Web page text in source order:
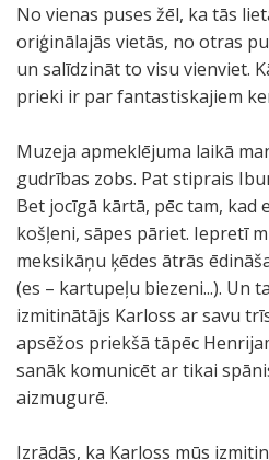
No vienas puses žēl, ka tās
oriģinālajās vietās, no otras
un salīdzināt to visu vienviet.
prieki ir par fantastiskajiem
Muzeja apmeklējuma laikā
gudrības zobs. Pat stiprais
Bet jocīgā kārtā, pēc tam, kad
košļeni, sāpes pāriet. Iepretī
meksikāņu ķēdes ātrās
(es – kartupeļu biezeni...). Un
izmitinātājs Karloss ar savu
apsēžos priekšā tāpēc
sanāk komunicēt ar tikai
aizmugurē.
Izrādās, ka Karloss mūs